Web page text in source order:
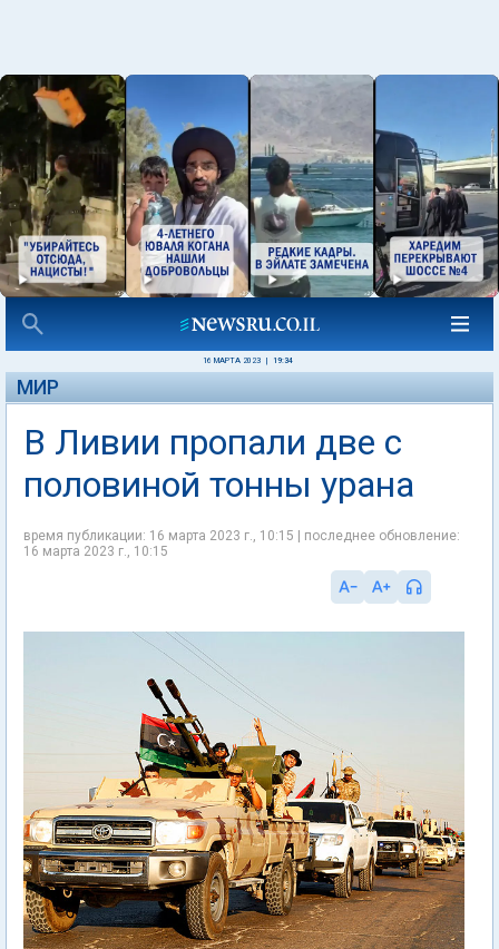
16 МАРТА 2023 19:34
МИР
В Ливии пропали две с
половиной тонны урана
время публикации: 16 марта 2023 г., 10:15 | последнее обновление:
16 марта 2023 г., 10:15